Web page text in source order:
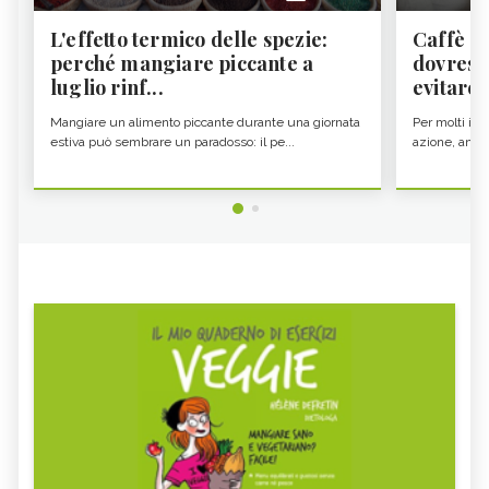
L'effetto termico delle spezie:
perché mangiare piccante a
luglio rinf...
Mangiare un alimento piccante durante una giornata
estiva può sembrare un paradosso: il pe...
Caffè
evitare
Per molti il
azione,